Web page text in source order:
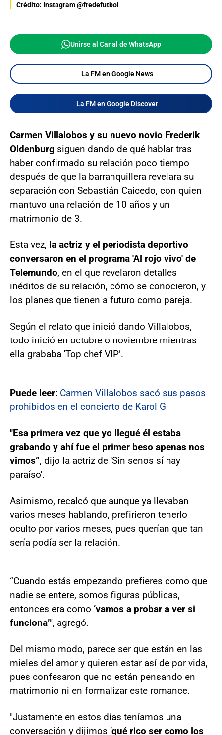
Crédito: Instagram @fredefutbol
Unirse al Canal de WhatsApp
La FM en Google News
La FM en Google Discover
Carmen Villalobos y su nuevo novio Frederik
Oldenburg siguen dando de qué hablar tras
haber confirmado su relación poco tiempo
después de que la barranquillera revelara su
separación con Sebastián Caicedo, con quien
mantuvo una relación de 10 años y un
matrimonio de 3.
Esta vez, la actriz y el periodista deportivo
conversaron en el programa 'Al rojo vivo' de
Telemundo, en el que revelaron detalles
inéditos de su relación, cómo se conocieron, y
los planes que tienen a futuro como pareja.
Según el relato que inició dando Villalobos,
todo inició en octubre o noviembre mientras
ella grababa 'Top chef VIP’.
Puede leer: Carmen Villalobos sacó sus pasos
prohibidos en el concierto de Karol G
"Esa primera vez que yo llegué él estaba
grabando y ahí fue el primer beso apenas nos
vimos”, dijo la actriz de 'Sin senos sí hay
paraíso'.
Asimismo, recalcó que aunque ya llevaban
varios meses hablando, prefirieron tenerlo
oculto por varios meses, pues querían que tan
sería podía ser la relación.
“Cuando estás empezando prefieres como que
nadie se entere, somos figuras públicas,
entonces era como ‘vamos a probar a ver si
funciona’", agregó.
Del mismo modo, parece ser que están en las
mieles del amor y quieren estar así de por vida,
pues confesaron que no están pensando en
matrimonio ni en formalizar este romance.
"Justamente en estos días teníamos una
conversación y dijimos ‘qué rico ser como los